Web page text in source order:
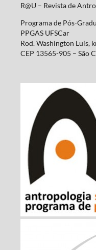
R@U – Revista de
Programa de Pós-
PPGAS UFSCar
Rod. Washington Luís,
CEP 13565-905 – São